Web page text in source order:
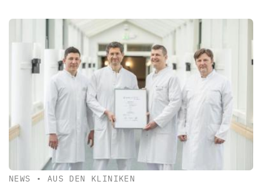
NEWS • AUS DEN KLINIKEN